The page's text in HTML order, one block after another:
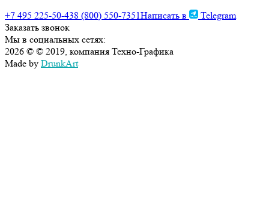
+7 495 225-50-438 (800) 550-7351Написать в
Telegram
Заказать звонок
Мы в социальных сетях:
2026 © © 2019, компания Техно-Графика
Made by DrunkArt